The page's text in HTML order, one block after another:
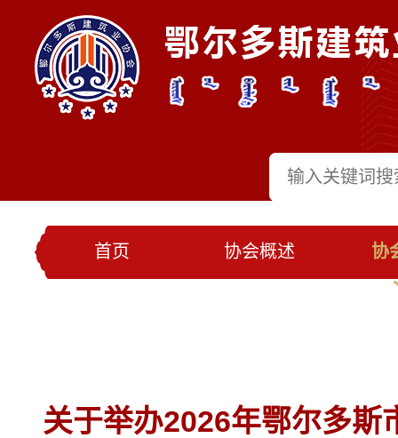
首页 协会概述 协
关于举办2026年鄂尔多斯